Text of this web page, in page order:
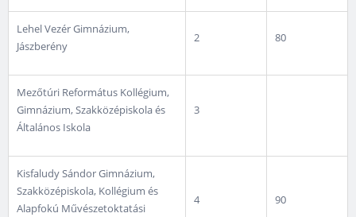
Lehel Vezér Gimnázium,
Jászberény
2 80
Mezőtúri Református Kollégium,
Gimnázium, Szakközépiskola és
Általános Iskola
3
Kisfaludy Sándor Gimnázium,
Szakközépiskola, Kollégium és
Alapfokú Művészetoktatási
4 90